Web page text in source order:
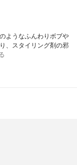
ようなふんわりボブや
、スタイリング剤の邪